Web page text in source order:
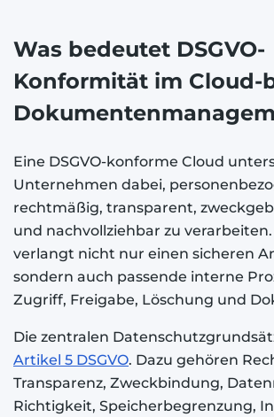
Was bedeutet DSGVO-
Konformität im Cloud-
Eine DSGVO-konforme Cloud
Unternehmen dabei,
rechtmäßig, transparent,
und nachvollziehbar zu verarbeiten.
verlangt nicht nur einen sicheren
sondern auch passende interne
Zugriff, Freigabe, Löschung und
Die zentralen
Artikel 5 DSGVO. Dazu gehören
Transparenz, Zweckbindung,
Richtigkeit, Speicherbegrenzung,